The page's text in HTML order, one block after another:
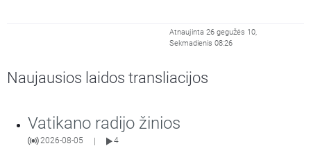
Atnaujinta 26 gegužės 10,
Sekmadienis 08:26
Naujausios laidos transliacijos
Vatikano radijo žinios
2026-08-05 4